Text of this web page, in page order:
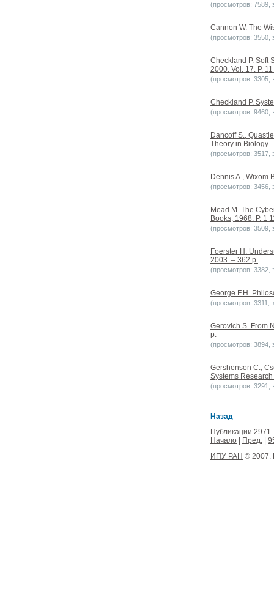
(просмотров: 7589,
Cannon W. The
(просмотров: 3550,
Checkland P. Soft
2000. Vol. 17. P.
(просмотров: 3305,
Checkland P.
(просмотров: 9460,
Dancoff S.,
Theory in Biology.
(просмотров: 3517,
Dennis A., Wixom
(просмотров: 3456,
Mead M. The
Books, 1968. P. 1
(просмотров: 3509,
Foerster H.
2003. – 362 p.
(просмотров: 3382,
George F.H.
(просмотров: 3311,
Gerovich S. From
p.
(просмотров: 3894,
Gershenson C.,
Systems
(просмотров: 3291,
Назад
Публикации 2971
Начало
Пред.
ИПУ РАН © 2007.